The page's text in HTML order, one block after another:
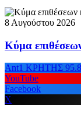
8 Αυγούστου 2026
Κύμα
Ant1 ΚΡΗΤΗΣ 95.8
YouTube
Facebook
X